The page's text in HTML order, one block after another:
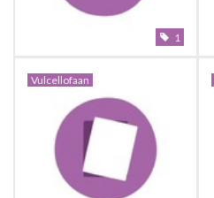
1
Vulcellofaan